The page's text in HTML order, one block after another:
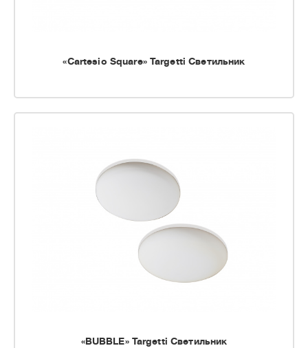
«Cartesio Square» Targetti Светильник
«BUBBLE» Targetti Светильник